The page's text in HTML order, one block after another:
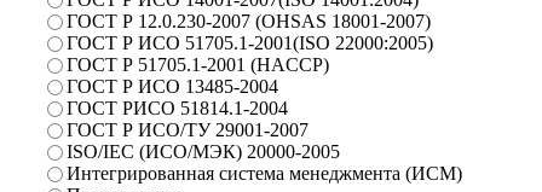
ГОСТ Р 12.0.230-2007 (OHSAS 18001-2007)
ГОСТ Р ИСО 51705.1-2001(ISO 22000:2005)
ГОСТ Р 51705.1-2001 (HACCP)
ГОСТ Р ИСО 13485-2004
ГОСТ РИСО 51814.1-2004
ГОСТ Р ИСО/ТУ 29001-2007
ISO/IEC (ИСО/МЭК) 20000-2005
Интегрированная система менеджмента (ИСМ)